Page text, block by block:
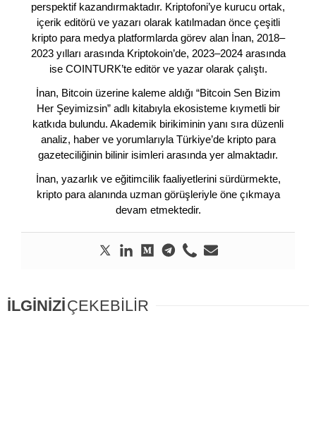
perspektif kazandırmaktadır. Kriptofoni’ye kurucu ortak,
içerik editörü ve yazarı olarak katılmadan önce çeşitli
kripto para medya platformlarda görev alan İnan, 2018–
2023 yılları arasında Kriptokoin’de, 2023–2024 arasında
ise COINTURK’te editör ve yazar olarak çalıştı.
İnan, Bitcoin üzerine kaleme aldığı “Bitcoin Sen Bizim
Her Şeyimizsin” adlı kitabıyla ekosisteme kıymetli bir
katkıda bulundu. Akademik birikiminin yanı sıra düzenli
analiz, haber ve yorumlarıyla Türkiye’de kripto para
gazeteciliğinin bilinir isimleri arasında yer almaktadır.
İnan, yazarlık ve eğitimcilik faaliyetlerini sürdürmekte,
kripto para alanında uzman görüşleriyle öne çıkmaya
devam etmektedir.
İLGİNİZİÇEKEBİLİR